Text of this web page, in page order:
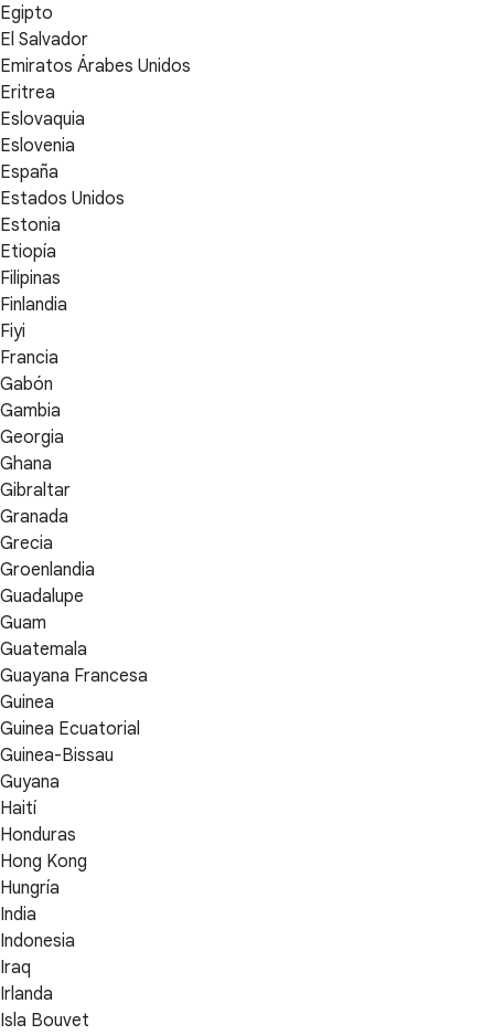
Egipto
El Salvador
Emiratos Árabes Unidos
Eritrea
Eslovaquia
Eslovenia
España
Estados Unidos
Estonia
Etiopía
Filipinas
Finlandia
Fiyi
Francia
Gabón
Gambia
Georgia
Ghana
Gibraltar
Granada
Grecia
Groenlandia
Guadalupe
Guam
Guatemala
Guayana Francesa
Guinea
Guinea Ecuatorial
Guinea-Bissau
Guyana
Haití
Honduras
Hong Kong
Hungría
India
Indonesia
Iraq
Irlanda
Isla Bouvet